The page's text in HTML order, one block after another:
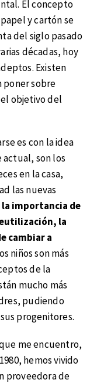
El concepto
y cartón se
del siglo pasado
décadas, hoy
Existen
poner sobre
objetivo del
es con la idea
son los
en la casa,
las nuevas
la importancia de
la
cambiar a
niños son más
de la
mucho más
pudiendo
progenitores.
me encuentro,
hemos vivido
proveedora de